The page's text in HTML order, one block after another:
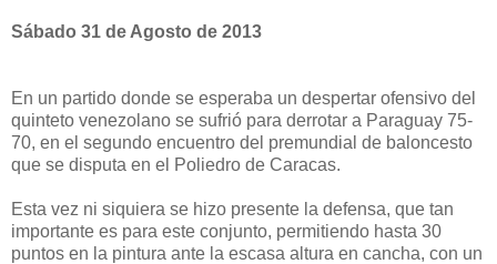
Sábado 31 de Agosto de 2013
En un partido donde se esperaba un despertar ofensivo del
quinteto venezolano se sufrió para derrotar a Paraguay 75-
70, en el segundo encuentro del premundial de baloncesto
que se disputa en el Poliedro de Caracas.
Esta vez ni siquiera se hizo presente la defensa, que tan
importante es para este conjunto, permitiendo hasta 30
puntos en la pintura ante la escasa altura en cancha, con un